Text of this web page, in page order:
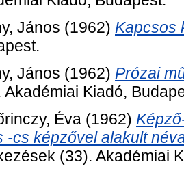
János (1962) Kapcsos
János (1962) Prózai
Akadémiai Kiadó,
Éva (1962)
-cs képzővel alakult
(33). Akadémiai